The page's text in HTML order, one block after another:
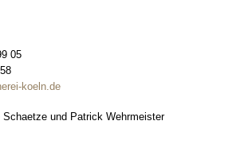
05
koeln.de
und Patrick Wehrmeister